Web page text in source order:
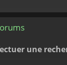
une